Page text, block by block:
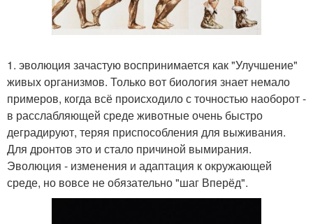
1. эволюция зачастую воспринимается как "Улучшение"
живых организмов. Только вот биология знает немало
примеров, когда всё происходило с точностью наоборот -
в расслабляющей среде животные очень быстро
деградируют, теряя приспособления для выживания.
Для дронтов это и стало причиной вымирания.
Эволюция - изменения и адаптация к окружающей
среде, но вовсе не обязательно "шаг Вперёд".